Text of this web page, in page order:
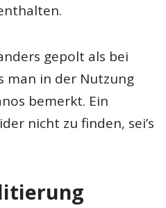
gepolt als bei
man in der Nutzung
bemerkt. Ein
nicht zu finden, sei’s